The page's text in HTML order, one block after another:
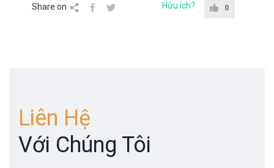
Share on Hữu ích? 0
Liên Hệ
Với Chúng Tôi